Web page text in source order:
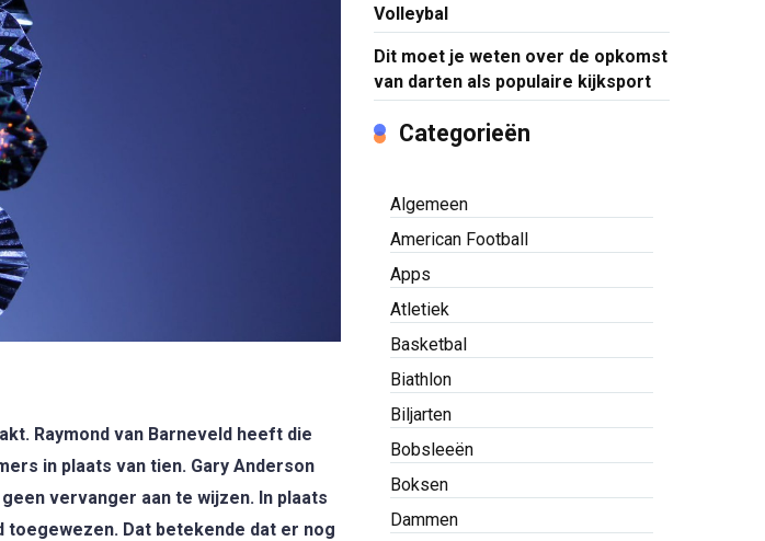
Raymond van Barneveld heeft die
in plaats van tien. Gary Anderson
vervanger aan te wijzen. In plaats
Dat betekende dat er nog
Volleybal
Dit moet je weten over de opkomst
van darten als populaire kijksport
Categorieën
Algemeen
American Football
Apps
Atletiek
Basketbal
Biathlon
Biljarten
Bobsleeën
Boksen
Dammen